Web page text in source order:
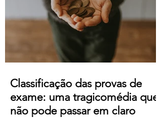
processo parte, como não podia deixar
de ser, das violações dos
Classificação das provas de
exame: uma tragicomédia que
não pode passar em claro